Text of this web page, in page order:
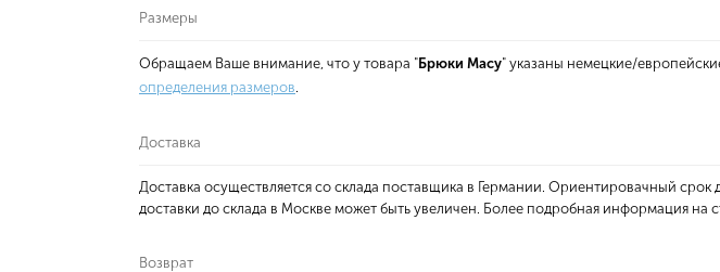
Размеры
Обращаем Ваше внимание, что у товара "Брюки Macy" указаны немецкие/
определения размеров.
Доставка
Доставка осуществляется со склада поставщика в Германии. Ориентировачный срок
доставки до склада в Москве может быть увеличен. Более подробная информация на
Возврат